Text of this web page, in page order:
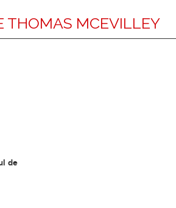
THOMAS MCEVILLEY
de